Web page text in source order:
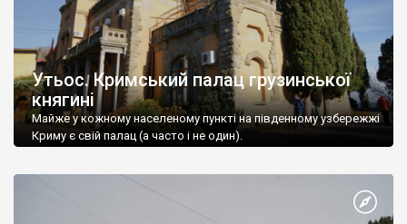
Утьос. Кримський палац грузинської
княгині
Майже у кожному населеному пункті на південному узбережжі
Криму є свій палац (а часто і не один).